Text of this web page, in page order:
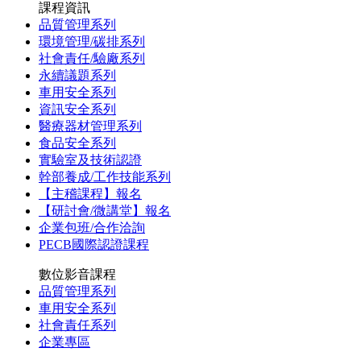
課程資訊
品質管理系列
環境管理/碳排系列
社會責任/驗廠系列
永續議題系列
車用安全系列
資訊安全系列
醫療器材管理系列
食品安全系列
實驗室及技術認證
幹部養成/工作技能系列
【主稽課程】報名
【研討會/微講堂】報名
企業包班/合作洽詢
PECB國際認證課程
數位影音課程
品質管理系列
車用安全系列
社會責任系列
企業專區